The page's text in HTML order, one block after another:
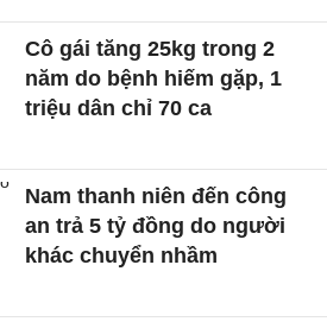
Cô gái tăng 25kg trong 2
năm do bệnh hiếm gặp, 1
triệu dân chỉ 70 ca
Nam thanh niên đến công
an trả 5 tỷ đồng do người
khác chuyển nhầm